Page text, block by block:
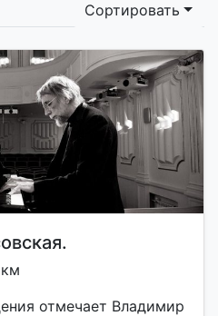
Сортировать
отмечает Владимир